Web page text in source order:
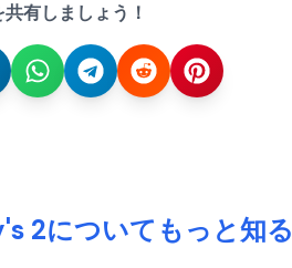
有しましょう！
2についてもっと知る